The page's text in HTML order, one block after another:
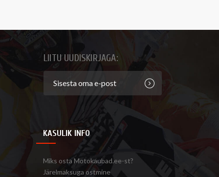
LIITU UUDISKIRJAGA:
KASULIK INFO
Miks osta Motokaubad.ee-st?
Järelmaksuga ostmine